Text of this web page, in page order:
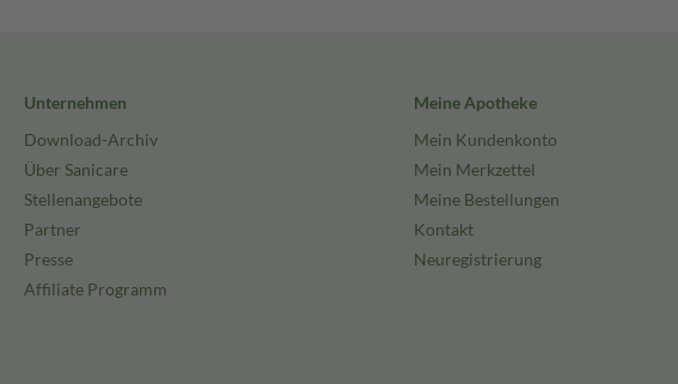
Unternehmen
Download-Archiv
Über Sanicare
Stellenangebote
Partner
Presse
Affiliate Programm
Meine Apotheke
Mein Kundenkonto
Mein Merkzettel
Meine Bestellungen
Kontakt
Neuregistrierung